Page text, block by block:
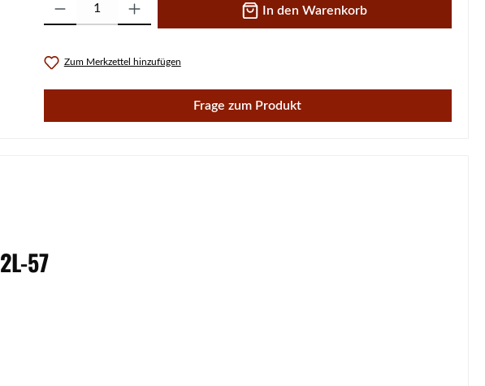
In den Warenkorb
Zum Merkzettel hinzufügen
Frage zum Produkt
2L-57